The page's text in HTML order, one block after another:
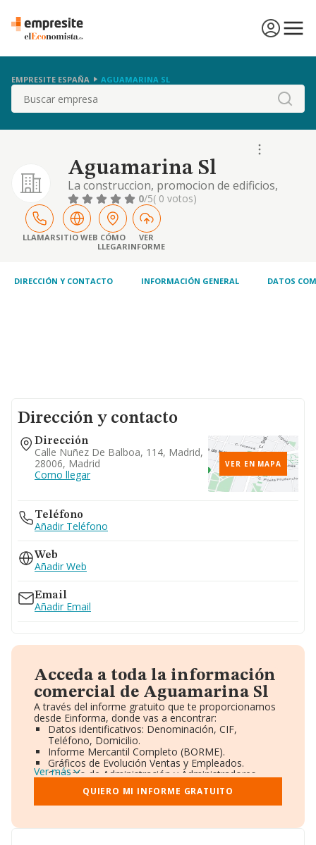
EMPRESITE ESPAÑA AGUAMARINA SL
Buscar
Aguamarina Sl
La construccion, promocion de edificios,
realizacion de obras y, en general,
cualesquiera actividad de indole constructiva
o promocion inmobiliaria, y para ello,
adquiriendo, construyendo, vendiendo o
administrando finca
0/5( 0 votos)
LLAMARSITIO WEB CÓMO
LLEGAR
VER
INFORME
DIRECCIÓN Y CONTACTO INFORMACIÓN GENERAL DATOS
Dirección y contacto
Dirección
Calle Nuñez De Balboa, 114, Madrid,
28006, Madrid
Como llegar
VER EN MAPA
Teléfono
Añadir Teléfono
Web
Añadir Web
Email
Añadir Email
Acceda a toda la información
comercial de Aguamarina Sl
A través del informe gratuito que te proporcionamos
desde Einforma, donde vas a encontrar:
Datos identificativos: Denominación, CIF,
Teléfono, Domicilio.
Informe Mercantil Completo (BORME).
Gráficos de Evolución Ventas y Empleados.
Consejo de Administración y Administradores.
Directivos y Ejecutivos.
Accionistas.
Participaciones y Vinculaciones en otras empresas.
Información oficial y registral complementaria.
Ver más
QUIERO MI INFORME GRATUITO